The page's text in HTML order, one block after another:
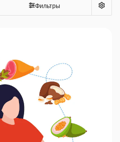
Фильтры